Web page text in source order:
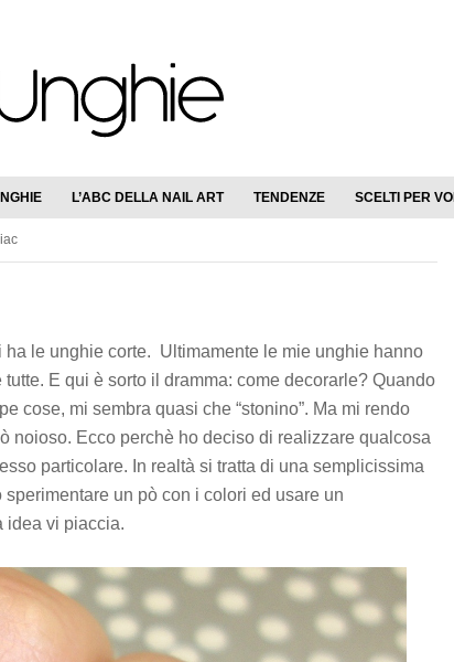
L’ABC DELLA NAIL ART TENDENZE SCELTI PER VOI
le unghie corte. Ultimamente le mie unghie hanno
E qui è sorto il dramma: come decorarle? Quando
cose, mi sembra quasi che “stonino”. Ma mi rendo
noioso. Ecco perchè ho deciso di realizzare qualcosa
particolare. In realtà si tratta di una semplicissima
un pò con i colori ed usare un
idea vi piaccia.